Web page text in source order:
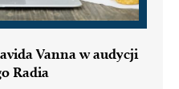
Vanna w audycji
Radia